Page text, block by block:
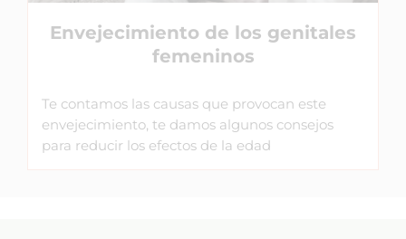
Envejecimiento de los genitales
femeninos
Te contamos las causas que provocan este
envejecimiento, te damos algunos consejos
para reducir los efectos de la edad